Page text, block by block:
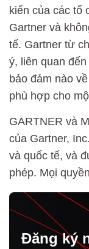
kiến của các tổ
Gartner và
tế. Gartner từ
ý, liên quan
bảo đảm nào
phù hợp cho
GARTNER và
của Gartner,
và quốc tế, và
phép. Mọi
Đăng ký